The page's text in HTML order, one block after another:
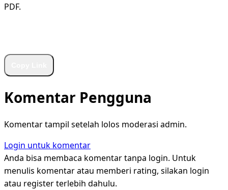
PDF.
Komentar Pengguna
Komentar tampil setelah lolos moderasi admin.
Login untuk komentar
Anda bisa membaca komentar tanpa login. Untuk
menulis komentar atau memberi rating, silakan login
atau register terlebih dahulu.